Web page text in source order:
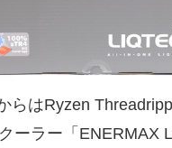
らはRyzen
ーラー「ENERMAX